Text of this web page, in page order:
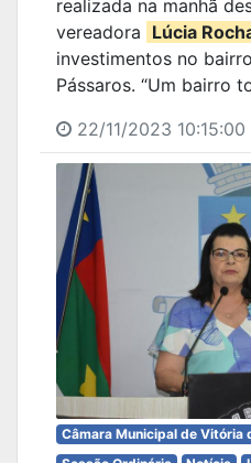
realizada na manhã
vereadora Lúcia
investimentos no
Pássaros. “Um bairro
22/11/2023 10:15:00
Câmara Municipal de Vitória